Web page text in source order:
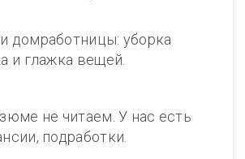
домработницы: уборка
и глажка вещей.
не читаем. У нас есть
подработки.